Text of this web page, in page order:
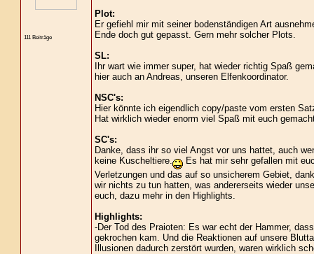
111 Beiträge
Plot:
Er gefiehl mir mit seiner bodenständigen Art
Ende doch gut gepasst. Gern mehr solcher Plots.
SL:
Ihr wart wie immer super, hat wieder richtig Spaß
hier auch an Andreas, unseren Elfenkoordinator.
NSC's:
Hier könnte ich eigendlich copy/paste vom ersten
Hat wirklich wieder enorm viel Spaß mit euch
SC's:
Danke, dass ihr so viel Angst vor uns hattet, auch
keine Kuscheltiere.
Es hat mir sehr gefallen mit
Verletzungen und das auf so unsicherem Gebiet,
wir nichts zu tun hatten, was andererseits wieder
euch, dazu mehr in den Highlights.
Highlights:
-Der Tod des Praioten: Es war echt der Hammer,
gekrochen kam. Und die Reaktionen auf unsere
Illusionen dadurch zerstört wurden, waren wirklich